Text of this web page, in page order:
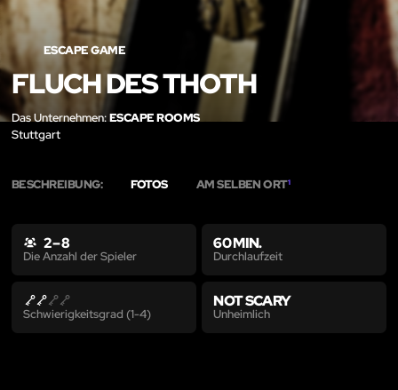
ESCAPE GAME
FLUCH DES THOTH
Das Unternehmen:ESCAPE ROOMS
Stuttgart
BESCHREIBUNG: FOTOS AM SELBEN ORT1
2 – 8
Die Anzahl der Spieler
60 MIN.
Durchlaufzeit
Schwierigkeitsgrad (1-4)
NOT SCARY
Unheimlich